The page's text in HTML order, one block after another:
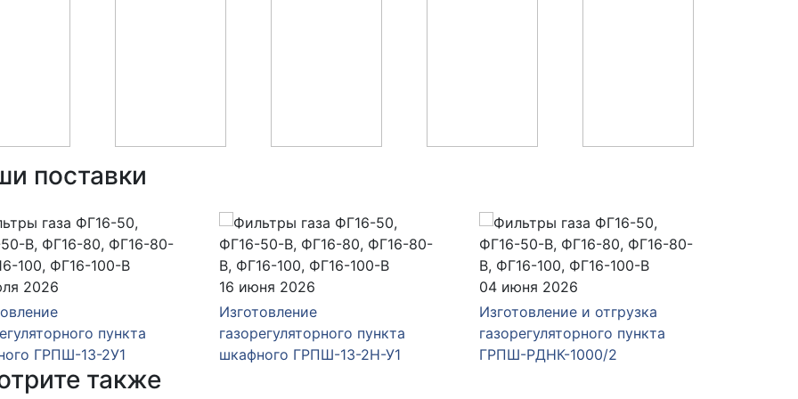
поставки
2026
пункта
ГРПШ-13-2У1
16 июня 2026
Изготовление
газорегуляторного пункта
шкафного ГРПШ-13-2Н-У1
04 июня 2026
Изготовление и отгрузка
газорегуляторного пункта
ГРПШ-РДНК-1000/2
также